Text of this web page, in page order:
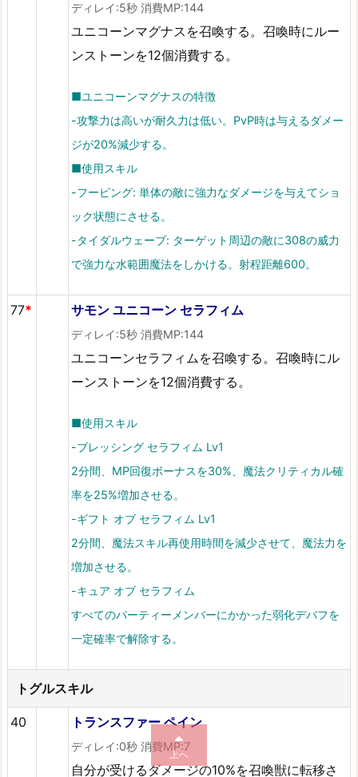
ディレイ:5秒 消費MP:144
ユニコーンマグナスを召喚する。召喚時にルー
ンストーンを12個消費する。
■ユニコーンマグナスの特徴
-攻撃力は高いが耐久力は低い。PvP時は与えるダメー
ジが20%減少する。
■使用スキル
-フーピング: 単体の敵に強力なダメージを与えてショ
ック状態にさせる。
-タイダルウェーブ: ターゲット周辺の敵に308の威力
で強力な水範囲魔法をしかける。射程距離600。
77* サモン ユニコーン セラフィム
ディレイ:5秒 消費MP:144
ユニコーンセラフィムを召喚する。召喚時にル
ーンストーンを12個消費する。
■使用スキル
-ブレッシング セラフィム Lv1
2分間、MP回復ボーナスを30%、魔法クリティカル確
率を25%増加させる。
-ギフト オブ セラフィム Lv1
2分間、魔法スキル再使用時間を減少させて、魔法力を
増加させる。
-キュア オブ セラフィム
すべてのパーティーメンバーにかかった弱化デバフを
一定確率で解除する。
トグルスキル
40 トランスファー ペイン
ディレイ:0秒 消費MP:7
自分が受けるダメージの10%を召喚獣に転移さ
上へ